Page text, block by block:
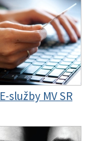
E-služby MV SR